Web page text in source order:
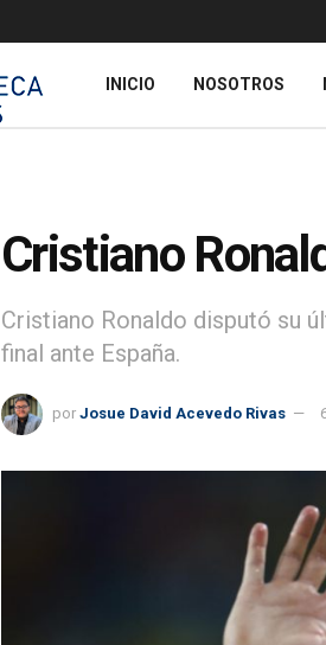
INICIO NOSOTROS
Cristiano
Cristiano Ronaldo disputó su
final ante España.
por Josue David Acevedo Rivas